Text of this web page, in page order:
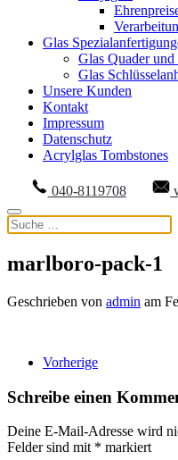
Glas
Glas Quader
Glas
Unsere Kunden
Kontakt
Impressum
Datenschutz
Acrylglas Tombstones
040-8119708
marlboro-pack-1
Geschrieben von admin am
Vorherige
Schreibe einen
Deine E-Mail-Adresse wird
Felder sind mit * markiert